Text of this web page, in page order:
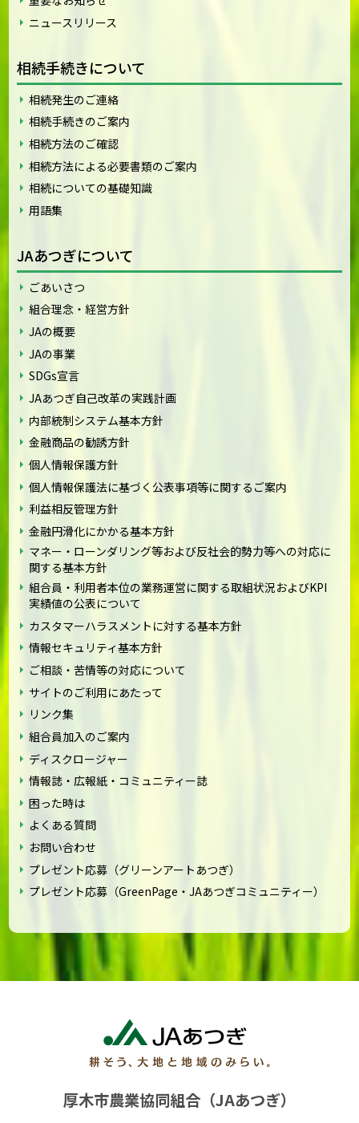
ニュースリリース
相続手続きについて
相続発生のご連絡
相続手続きのご案内
相続方法のご確認
相続方法による必要書類のご案内
相続についての基礎知識
用語集
JAあつぎについて
ごあいさつ
組合理念・経営方針
JAの概要
JAの事業
SDGs宣言
JAあつぎ自己改革の実践計画
内部統制システム基本方針
金融商品の勧誘方針
個人情報保護方針
個人情報保護法に基づく公表事項等に関するご案内
利益相反管理方針
金融円滑化にかかる基本方針
マネー・ローンダリング等および反社会的勢力等への対応に
関する基本方針
組合員・利用者本位の業務運営に関する取組状況およびKPI
実績値の公表について
カスタマーハラスメントに対する基本方針
情報セキュリティ基本方針
ご相談・苦情等の対応について
サイトのご利用にあたって
リンク集
組合員加入のご案内
ディスクロージャー
情報誌・広報紙・コミュニティー誌
困った時は
よくある質問
お問い合わせ
プレゼント応募（グリーンアートあつぎ）
プレゼント応募（GreenPage・JAあつぎコミュニティー）
厚木市農業協同組合（JAあつぎ）